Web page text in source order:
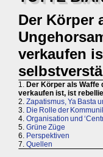
Der Körper
verkaufen
1. Der Körper als Waffe
verkaufen ist, ist
2. Zapatismus, Ya Basta
3. Die Rolle der
4. Organisation und
5. Grüne Züge
6. Perspektiven
7. Quellen